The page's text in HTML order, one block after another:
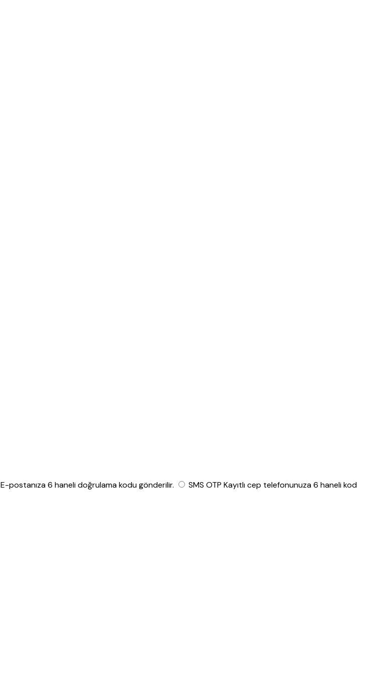
E-postanıza 6 haneli doğrulama kodu gönderilir. SMS OTP Kayıtlı cep telefonunuza 6 haneli kod